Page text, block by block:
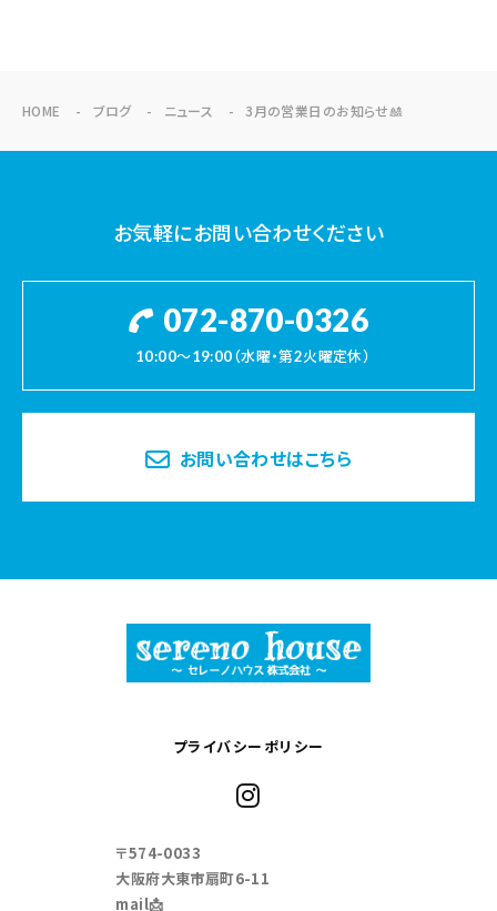
HOME ブログ ニュース 3月の営業日のお知らせ🎎
お気軽にお問い合わせください
072-870-0326
10:00～19:00（水曜・第2火曜定休）
お問い合わせはこちら
〒574-0033
大阪府大東市扇町6-11
mail📩
プライバシーポリシー